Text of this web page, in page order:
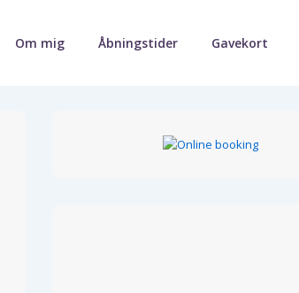
Om mig Åbningstider Gavekort